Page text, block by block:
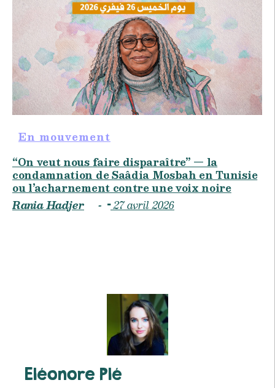
En mouvement
“On veut nous faire disparaître” — la
condamnation de Saâdia Mosbah en Tunisie
ou l’acharnement contre une voix noire
Rania Hadjer
27 avril 2026
Eléonore Plé